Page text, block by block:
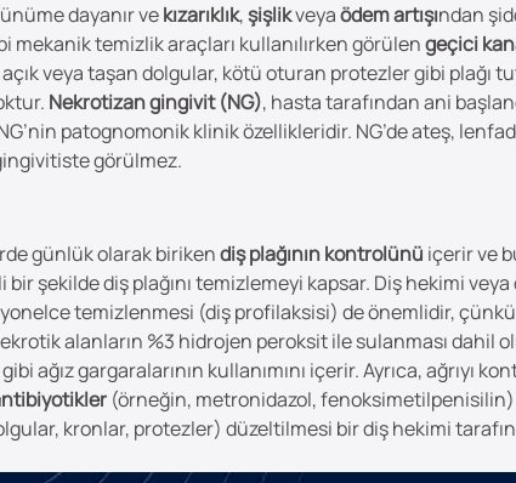
dayanır vekızarıklık,şişlikveyaödem artışından
mekanik temizlik araçları kullanılırken görülengeçici
açık veya taşan dolgular, kötü oturan protezler gibi
Nekrotizan gingivit (NG), hasta tarafından ani
patognomonik klinik özellikleridir. NG’de ateş,
görülmez.
günlük olarak birikendiş plağının kontrolünü içerir ve
şekilde diş plağını temizlemeyi kapsar. Diş hekimi
temizlenmesi (diş profilaksisi) de önemlidir,
alanların %3 hidrojen peroksit ile sulanması dahil
ağız gargaralarının kullanımını içerir. Ayrıca, ağrıyı
(örneğin, metronidazol,
kronlar, protezler) düzeltilmesi bir diş hekimi